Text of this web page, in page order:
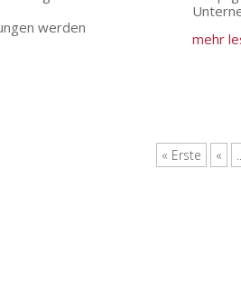
werden
mehr
« Erste «